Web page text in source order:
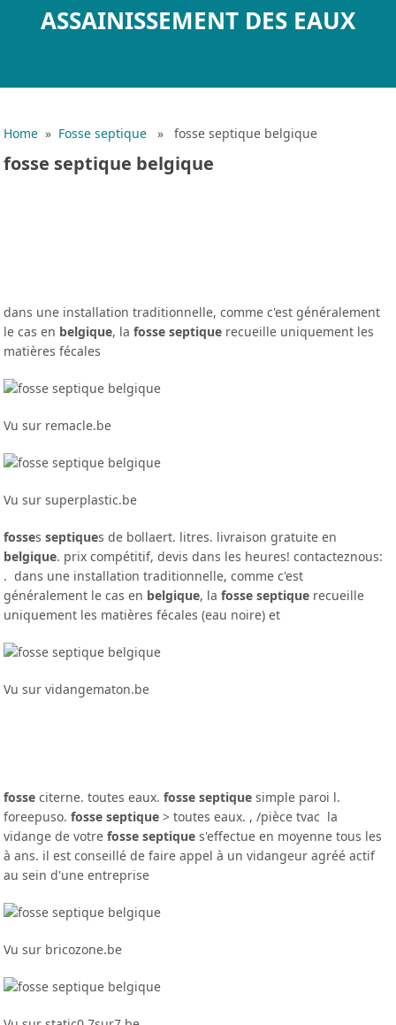
ASSAINISSEMENT DES EAUX
Home » Fosse septique » fosse septique belgique
fosse septique belgique
dans une installation traditionnelle, comme c'est généralement
le cas en belgique, lafosse septique recueille uniquement les
matières fécales
Vu sur remacle.be
Vu sur superplastic.be
fossesseptiques de bollaert. litres. livraison gratuite en
belgique. prix compétitif, devis dans les heures! contacteznous:
. dans une installation traditionnelle, comme c'est
généralement le cas en belgique, lafosse septique recueille
uniquement les matières fécales (eau noire) et
Vu sur vidangematon.be
fosse citerne. toutes eaux.fosse septique simple paroi l.
foreepuso.fosse septique > toutes eaux. , /pièce tvac la
vidange de votrefosse septique s'effectue en moyenne tous les
à ans. il est conseillé de faire appel à un vidangeur agréé actif
au sein d'une entreprise
Vu sur bricozone.be